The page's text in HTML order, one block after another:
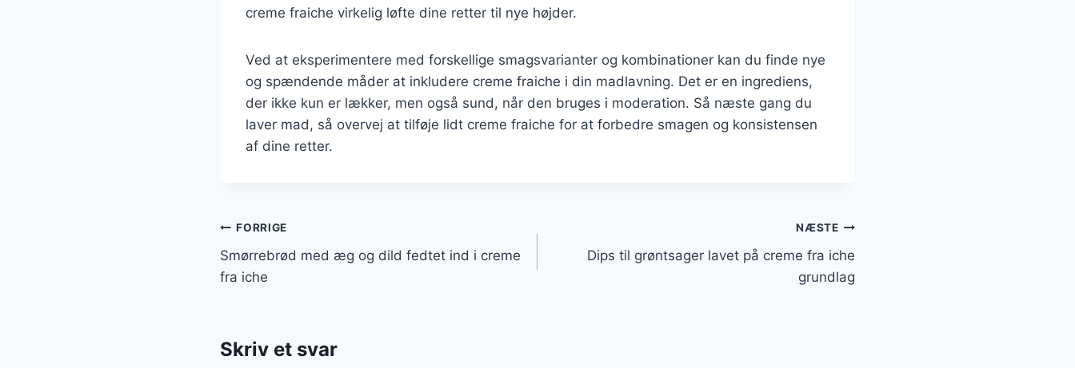
creme fraiche virkelig løfte dine retter til nye højder.
Ved at eksperimentere med forskellige smagsvarianter og kombinationer kan du finde nye
og spændende måder at inkludere creme fraiche i din madlavning. Det er en ingrediens,
der ikke kun er lækker, men også sund, når den bruges i moderation. Så næste gang du
laver mad, så overvej at tilføje lidt creme fraiche for at forbedre smagen og konsistensen
af dine retter.
Indlægsnavigation
FORRIGE
Smørrebrød med æg og dild fedtet ind i creme
fra iche
NÆSTE
Dips til grøntsager lavet på creme fra iche
grundlag
Skriv et svar